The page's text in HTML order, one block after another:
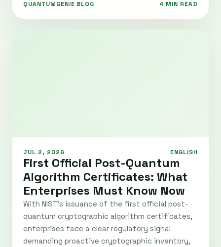
QUANTUMGENIE BLOG 4 MIN READ
JUL 2, 2026 ENGLISH
First Official Post-Quantum
Algorithm Certificates: What
Enterprises Must Know Now
With NIST's issuance of the first official post-
quantum cryptographic algorithm certificates,
enterprises face a clear regulatory signal
demanding proactive cryptographic inventory,